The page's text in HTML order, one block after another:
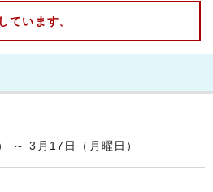
ています。
～ 3月17日（月曜日）